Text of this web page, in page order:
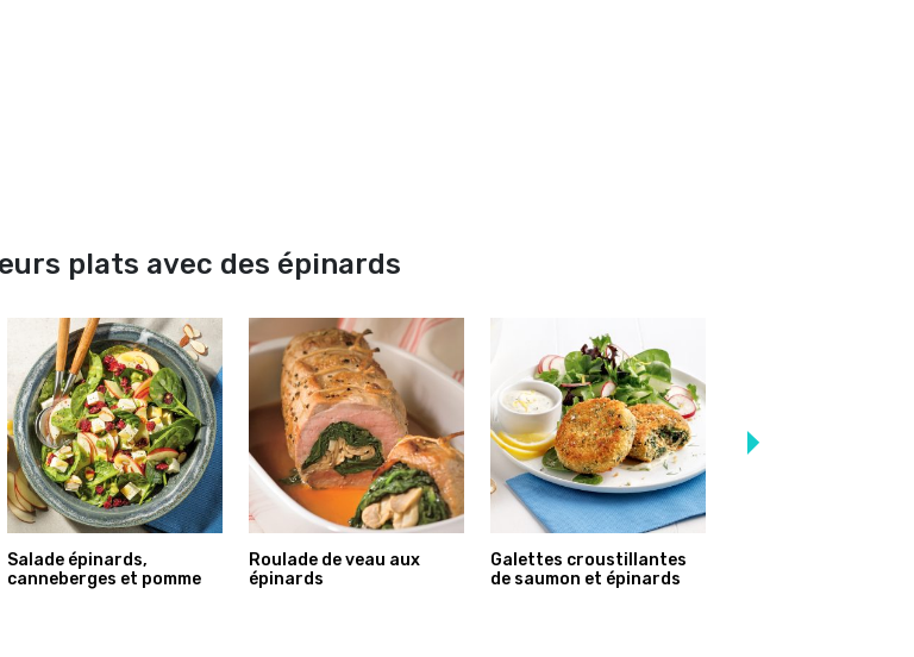
plats avec des épinards
Salade épinards,
canneberges et pomme
Roulade de veau aux
épinards
Galettes croustillantes
de saumon et épinards